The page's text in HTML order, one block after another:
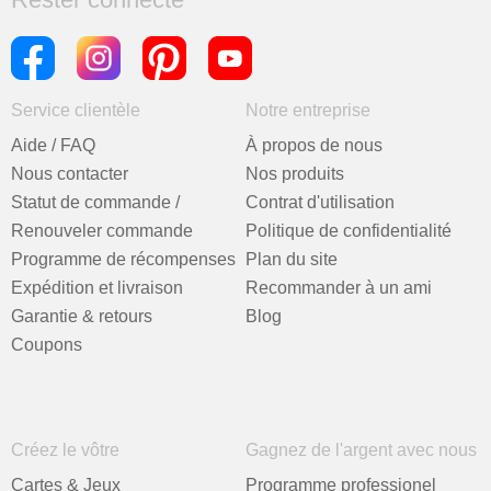
Service clientèle
Aide / FAQ
Nous contacter
Statut de commande /
Renouveler commande
Programme de récompenses
Expédition et livraison
Garantie & retours
Coupons
Notre entreprise
À propos de nous
Nos produits
Contrat d'utilisation
Politique de confidentialité
Plan du site
Recommander à un ami
Blog
Créez le vôtre
Cartes & Jeux
Gagnez de l'argent avec nous
Programme professionel